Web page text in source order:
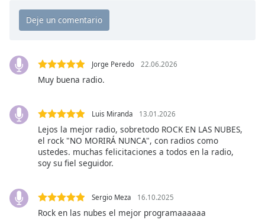
Chapters
descriptions
Subtitles
subtitles
settings,
opens
settings
dialog
subtitles
Jorge Peredo 22.06.2026
Muy buena radio.
Luis Miranda 13.01.2026
Lejos la mejor radio, sobretodo ROCK EN LAS NUBES,
el rock "NO MORIRÁ NUNCA", con radios como
ustedes. muchas felicitaciones a todos en la radio,
soy su fiel seguidor.
Sergio Meza 16.10.2025
Rock en las nubes el mejor programaaaaaa